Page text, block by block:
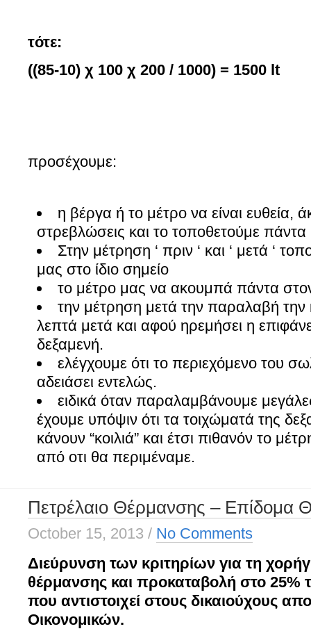
τότε:
((85-10) χ 100 χ 200 / 1000) = 1500 lt
προσέχουμε:
η βέργα ή το μέτρο να είναι ευθεία,
στρεβλώσεις και το τοποθετούμε
Στην μέτρηση ‘ πριν ‘ και ‘ μετά ‘
μας στο ίδιο σημείο
το μέτρο μας να ακουμπά πάντα
την μέτρηση μετά την παραλαβή
λεπτά μετά και αφού ηρεμήσει η
δεξαμενή.
ελέγχουμε ότι το περιεχόμενο του
αδειάσει εντελώς.
ειδικά όταν παραλαμβάνουμε
έχουμε υπόψιν ότι τα τοιχώματά της
κάνουν “κοιλιά” και έτσι πιθανόν το
από οτι θα περιμέναμε.
Πετρέλαιο Θέρμανσης – Επίδομα
October 15, 2013/ No Comments
Διεύρυνση των κριτηρίων για τη
θέρμανσης και προκαταβολή στο 25%
που αντιστοιχεί στους δικαιούχους
Οικονομικών.